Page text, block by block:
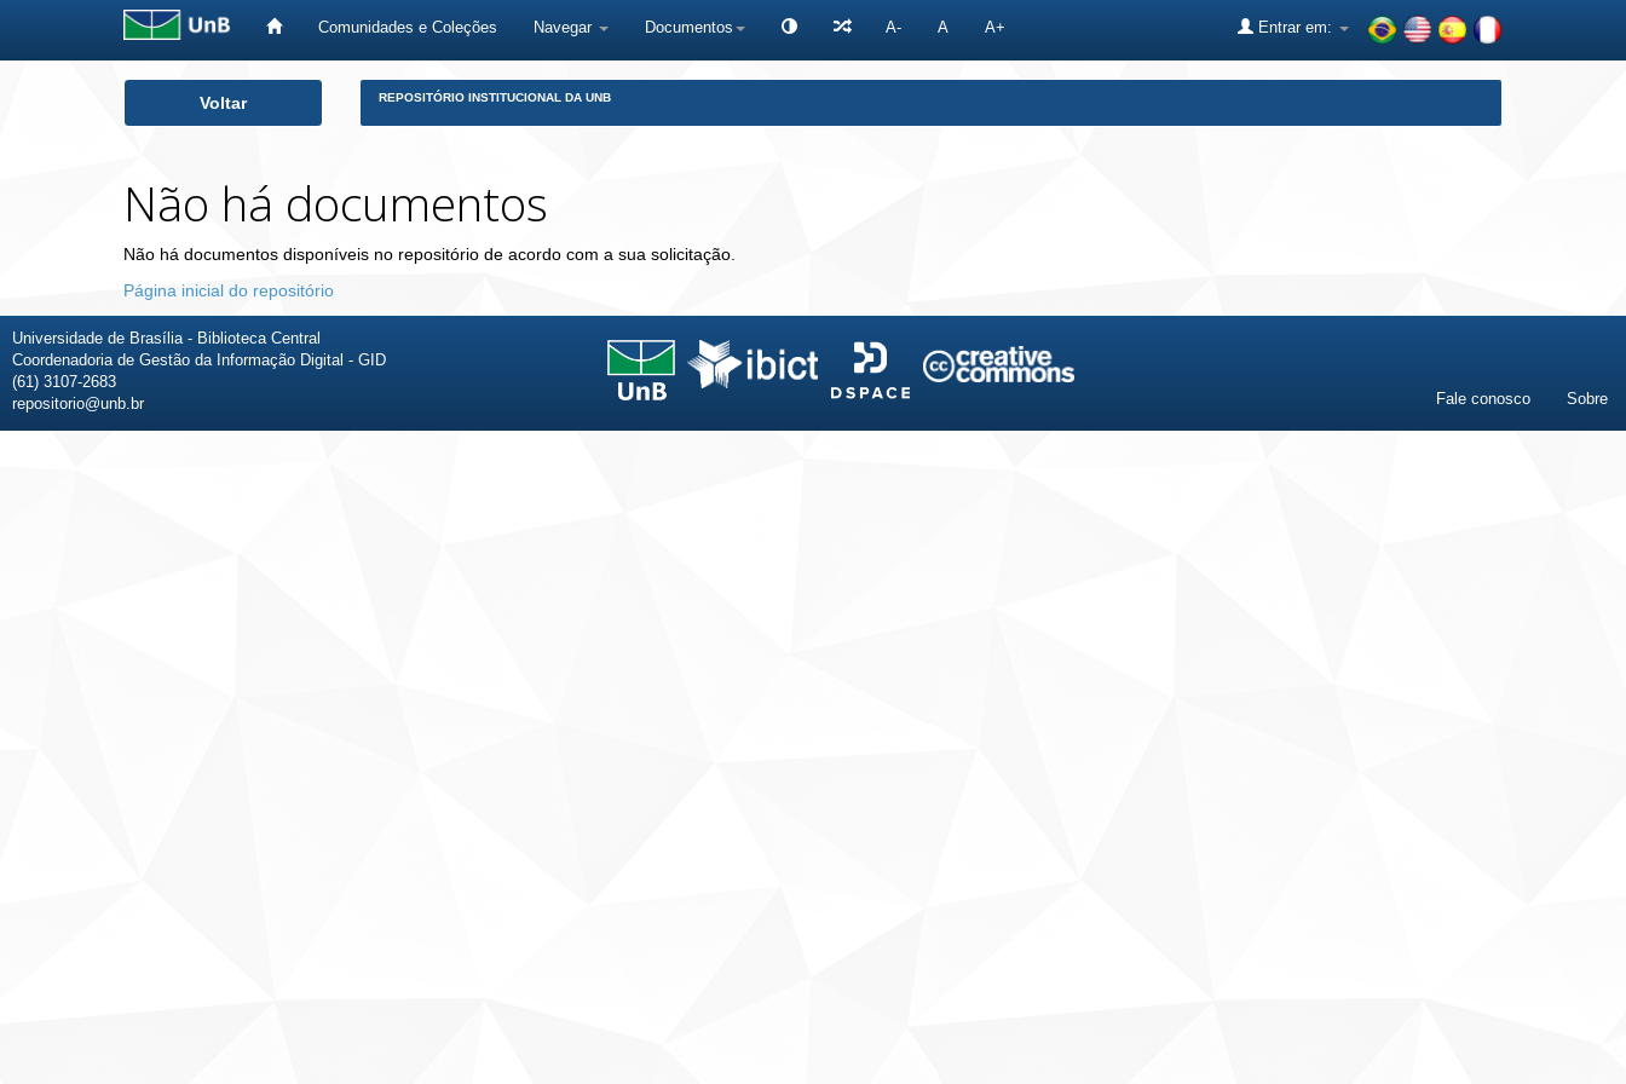
Comunidades e Coleções Navegar Documentos A- A A+ Entrar em:
Voltar REPOSITÓRIO INSTITUCIONAL DA UNB
Não há documentos
Não há documentos disponíveis no repositório de acordo com a sua solicitação.
Página inicial do repositório
Universidade de Brasília - Biblioteca Central
Coordenadoria de Gestão da Informação Digital - GID
(61) 3107-2683
repositorio@unb.br
Fale conosco Sobre